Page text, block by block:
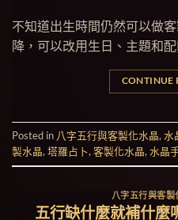
不知道出生時間仍然可以做
降，可以改用生日、主題和
CONTINUE
Posted in 八字五行與客製化水晶, 水
製水晶, 塔羅占卜, 客製化水晶, 水晶
八字五行與客製
五行缺什麼就補什麼